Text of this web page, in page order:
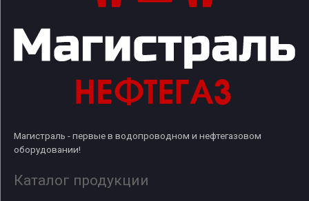
Магистраль - первые в водопроводном и нефтегазовом
оборудовании!
Каталог продукции